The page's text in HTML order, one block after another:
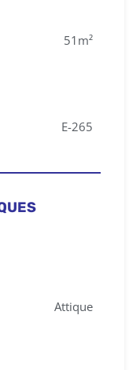
51m²
E-265
Attique